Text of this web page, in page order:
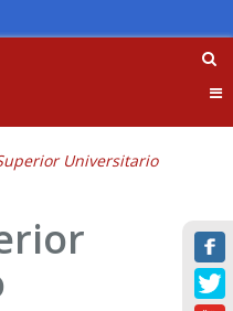
Universitario